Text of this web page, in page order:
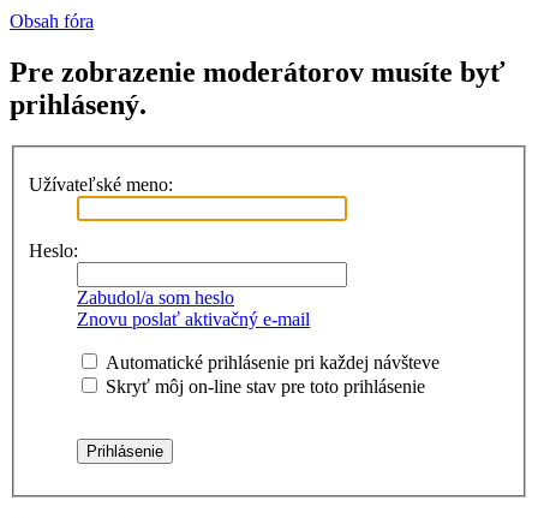
Obsah fóra
Pre zobrazenie moderátorov musíte byť
prihlásený.
Užívateľské meno:
Heslo:
Zabudol/a som heslo
Znovu poslať aktivačný e-mail
Automatické prihlásenie pri každej návšteve
Skryť môj on-line stav pre toto prihlásenie